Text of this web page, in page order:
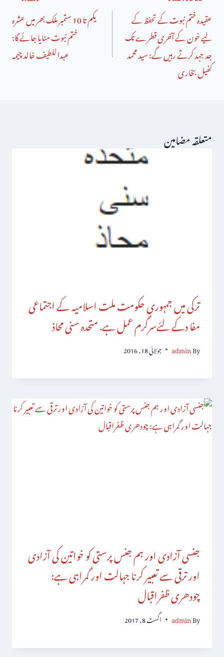
عقیدہ ختم نبوت کے تحفظ کے
لیے خون کے آخری قطرے تک
جد جہد کرتے رہیں گے: سید محمد
کفیل بخاری
یکم تا 10 ستمبر ملک بھر میں عشرہ
ختم نبوت منایا جائے گا:
عبداللطیف خالد چیمہ
متعلقہ مضامین
ترکی میں جمہوری حکومت ملت اسلامیہ کے اجتماعی
مفا دکے لئےسرگرم عمل ہے. متحدہ سنی محاذ
By
admin جولائی 18, 2016
جنسی آزادی اور ہم جنس پرستی کو خواتین کی آزادی
اور ترقی سے تعبیر کرنا جہالت اور گمراہی ہے:
چودھری ظفراقبال
By
admin اگست 8, 2017